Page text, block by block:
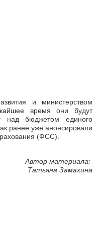
и министерством
время они будут
над бюджетом единого
ранее уже анонсировали
(ФСС).
Автор материала:
Татьяна Замахина